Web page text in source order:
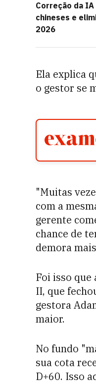
Correção da
chineses e
2026
Ela explica
o gestor se
"Muitas
com a
gerente
chance de
demora
Foi isso que
II, que
gestora
maior.
No fundo
sua cota
D+60. Isso